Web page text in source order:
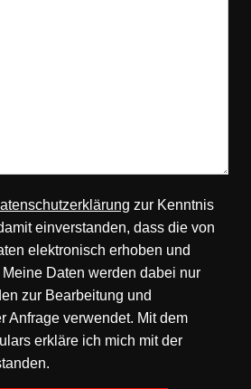
zur Kenntnis
einverstanden, dass die von
elektronisch erhoben und
Daten werden dabei nur
zur Bearbeitung und
Anfrage verwendet. Mit dem
erkläre ich mich mit der